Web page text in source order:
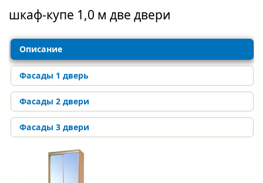
шкаф-купе 1,0 м две двери
Описание
Фасады 1 дверь
Фасады 2 двери
Фасады 3 двери